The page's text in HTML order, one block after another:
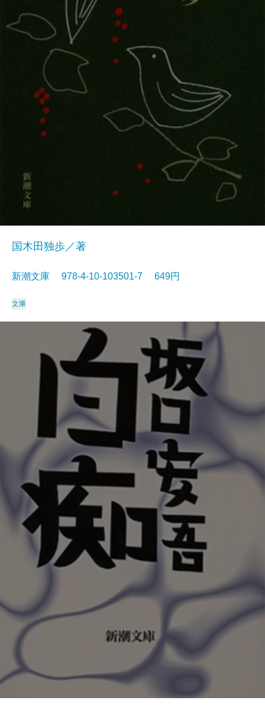
国木田独歩／著
新潮文庫 978-4-10-103501-7 649円
文庫